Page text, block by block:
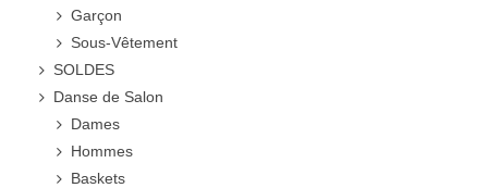
Garçon
Sous-Vêtement
SOLDES
Danse de Salon
Dames
Hommes
Baskets